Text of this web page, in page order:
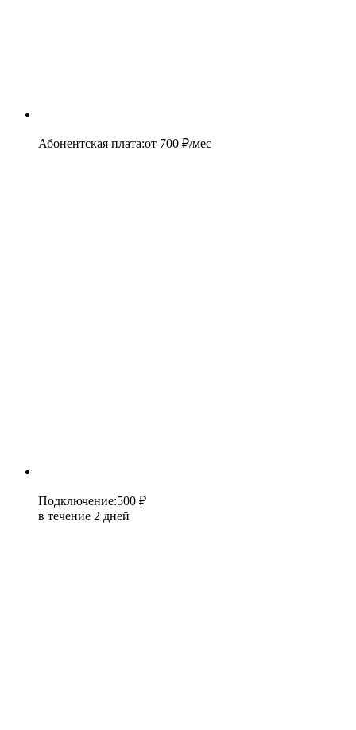
Абонентская плата:от 700 ₽/мес
Подключение:500 ₽
в течение 2 дней